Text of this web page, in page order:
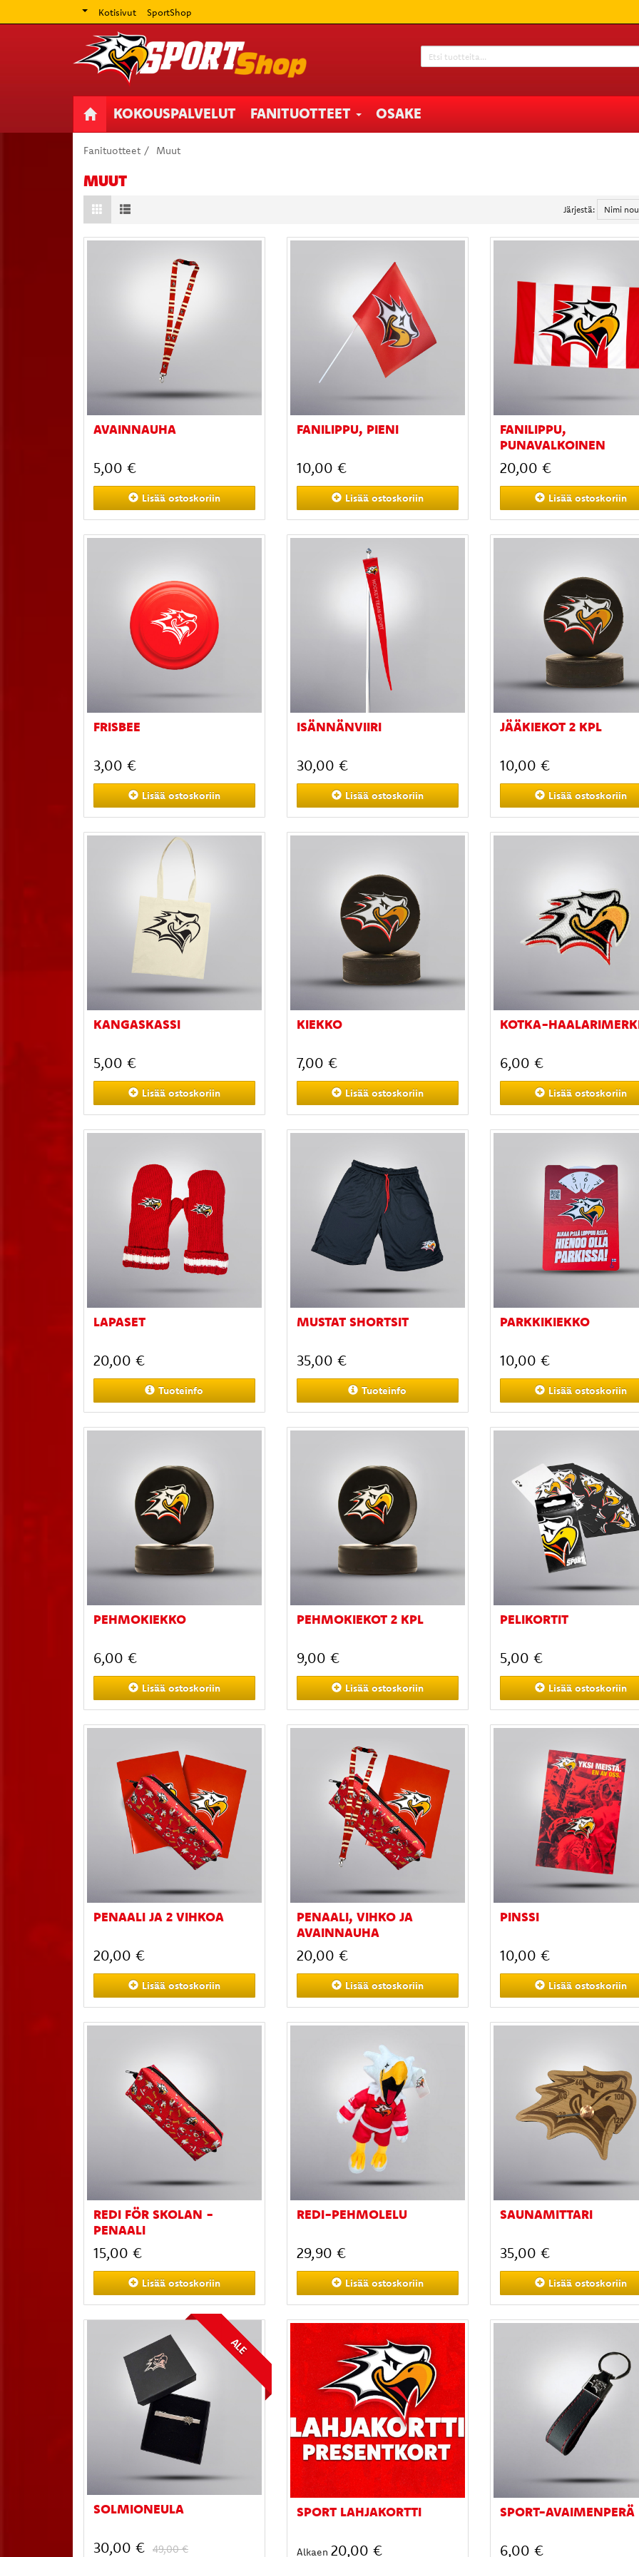
Kotisivut SportShop
KOKOUSPALVELUT FANITUOTTEET OSAKE
Fanituotteet Muut
MUUT
Järjestä:
AVAINNAUHA
5,00 €
Lisää ostoskoriin
FANILIPPU, PIENI
10,00 €
Lisää ostoskoriin
FANILIPPU,
PUNAVALKOINEN
20,00 €
Lisää ostoskoriin
FRISBEE
3,00 €
Lisää ostoskoriin
ISÄNNÄNVIIRI
30,00 €
Lisää ostoskoriin
JÄÄKIEKOT 2 KPL
10,00 €
Lisää ostoskoriin
KANGASKASSI
5,00 €
Lisää ostoskoriin
KIEKKO
7,00 €
Lisää ostoskoriin
KOTKA-
6,00 €
Lisää ostoskoriin
LAPASET
20,00 €
Tuoteinfo
MUSTAT SHORTSIT
35,00 €
Tuoteinfo
PARKKIKIEKKO
10,00 €
Lisää ostoskoriin
PEHMOKIEKKO
6,00 €
Lisää ostoskoriin
PEHMOKIEKOT 2 KPL
9,00 €
Lisää ostoskoriin
PELIKORTIT
5,00 €
Lisää ostoskoriin
PENAALI JA 2 VIHKOA
20,00 €
Lisää ostoskoriin
PENAALI, VIHKO JA
AVAINNAUHA
20,00 €
Lisää ostoskoriin
PINSSI
10,00 €
Lisää ostoskoriin
REDI FÖR SKOLAN -
PENAALI
15,00 €
Lisää ostoskoriin
REDI-PEHMOLELU
29,90 €
Lisää ostoskoriin
SAUNAMITTARI
35,00 €
Lisää ostoskoriin
ALE
SOLMIONEULA
30,00 € 49,00 €
SPORT LAHJAKORTTI
Alkaen 20,00 €
SPORT-AVAIMENPERÄ
6,00 €